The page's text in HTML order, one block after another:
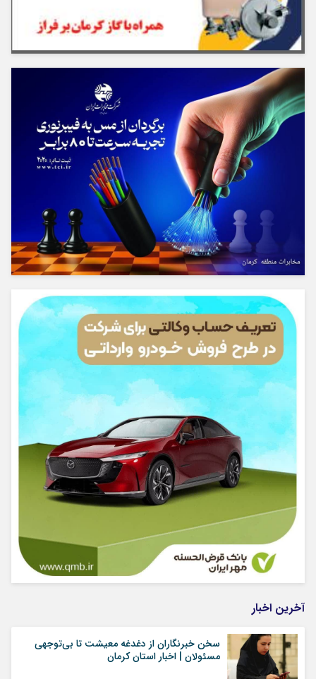
آخرین اخبار
سخن خبرنگاران از دغدغه معیشت تا بی‌توجهی
مسئولان | اخبار استان کرمان